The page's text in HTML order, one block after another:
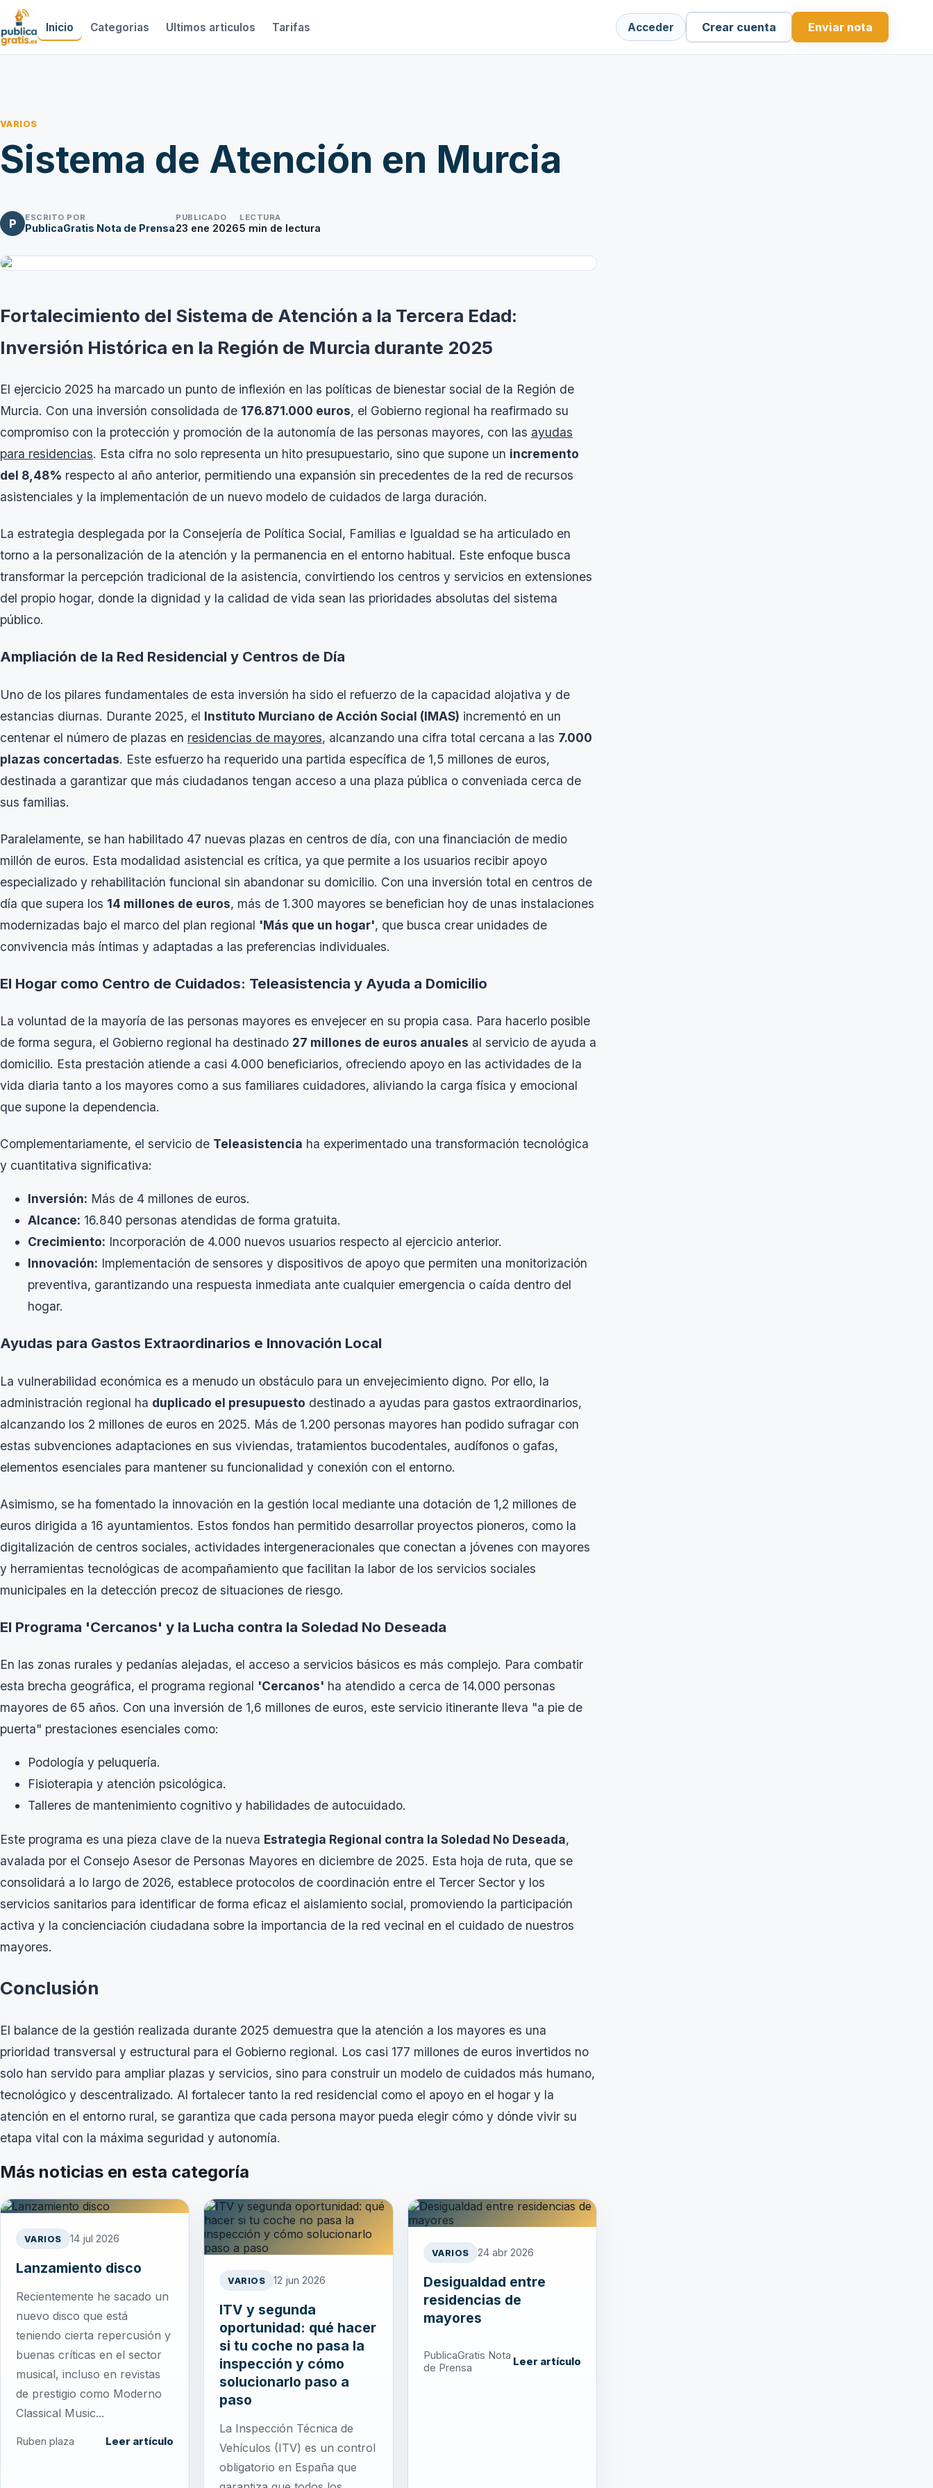
Inicio Categorias Ultimos articulos Tarifas Acceder Crear cuenta Enviar nota
VARIOS
Sistema de Atención en Murcia
P ESCRITO POR
PublicaGratis Nota de Prensa
PUBLICADO
23 ene 2026
LECTURA
5 min de lectura
Fortalecimiento del Sistema de Atención a la Tercera Edad:
Inversión Histórica en la Región de Murcia durante 2025
El ejercicio 2025 ha marcado un punto de inflexión en las políticas de bienestar social de la Región de
Murcia. Con una inversión consolidada de 176.871.000 euros, el Gobierno regional ha reafirmado su
compromiso con la protección y promoción de la autonomía de las personas mayores, con las ayudas
para residencias. Esta cifra no solo representa un hito presupuestario, sino que supone un incremento
del 8,48% respecto al año anterior, permitiendo una expansión sin precedentes de la red de recursos
asistenciales y la implementación de un nuevo modelo de cuidados de larga duración.
La estrategia desplegada por la Consejería de Política Social, Familias e Igualdad se ha articulado en
torno a la personalización de la atención y la permanencia en el entorno habitual. Este enfoque busca
transformar la percepción tradicional de la asistencia, convirtiendo los centros y servicios en extensiones
del propio hogar, donde la dignidad y la calidad de vida sean las prioridades absolutas del sistema
público.
Ampliación de la Red Residencial y Centros de Día
Uno de los pilares fundamentales de esta inversión ha sido el refuerzo de la capacidad alojativa y de
estancias diurnas. Durante 2025, el Instituto Murciano de Acción Social (IMAS) incrementó en un
centenar el número de plazas en residencias de mayores, alcanzando una cifra total cercana a las 7.000
plazas concertadas. Este esfuerzo ha requerido una partida específica de 1,5 millones de euros,
destinada a garantizar que más ciudadanos tengan acceso a una plaza pública o conveniada cerca de
sus familias.
Paralelamente, se han habilitado 47 nuevas plazas en centros de día, con una financiación de medio
millón de euros. Esta modalidad asistencial es crítica, ya que permite a los usuarios recibir apoyo
especializado y rehabilitación funcional sin abandonar su domicilio. Con una inversión total en centros de
día que supera los 14 millones de euros, más de 1.300 mayores se benefician hoy de unas instalaciones
modernizadas bajo el marco del plan regional 'Más que un hogar', que busca crear unidades de
convivencia más íntimas y adaptadas a las preferencias individuales.
El Hogar como Centro de Cuidados: Teleasistencia y Ayuda a Domicilio
La voluntad de la mayoría de las personas mayores es envejecer en su propia casa. Para hacerlo posible
de forma segura, el Gobierno regional ha destinado 27 millones de euros anuales al servicio de ayuda a
domicilio. Esta prestación atiende a casi 4.000 beneficiarios, ofreciendo apoyo en las actividades de la
vida diaria tanto a los mayores como a sus familiares cuidadores, aliviando la carga física y emocional
que supone la dependencia.
Complementariamente, el servicio de Teleasistencia ha experimentado una transformación tecnológica
y cuantitativa significativa:
Inversión: Más de 4 millones de euros.
Alcance: 16.840 personas atendidas de forma gratuita.
Crecimiento: Incorporación de 4.000 nuevos usuarios respecto al ejercicio anterior.
Innovación: Implementación de sensores y dispositivos de apoyo que permiten una monitorización
preventiva, garantizando una respuesta inmediata ante cualquier emergencia o caída dentro del
hogar.
Ayudas para Gastos Extraordinarios e Innovación Local
La vulnerabilidad económica es a menudo un obstáculo para un envejecimiento digno. Por ello, la
administración regional ha duplicado el presupuesto destinado a ayudas para gastos extraordinarios,
alcanzando los 2 millones de euros en 2025. Más de 1.200 personas mayores han podido sufragar con
estas subvenciones adaptaciones en sus viviendas, tratamientos bucodentales, audífonos o gafas,
elementos esenciales para mantener su funcionalidad y conexión con el entorno.
Asimismo, se ha fomentado la innovación en la gestión local mediante una dotación de 1,2 millones de
euros dirigida a 16 ayuntamientos. Estos fondos han permitido desarrollar proyectos pioneros, como la
digitalización de centros sociales, actividades intergeneracionales que conectan a jóvenes con mayores
y herramientas tecnológicas de acompañamiento que facilitan la labor de los servicios sociales
municipales en la detección precoz de situaciones de riesgo.
El Programa 'Cercanos' y la Lucha contra la Soledad No Deseada
En las zonas rurales y pedanías alejadas, el acceso a servicios básicos es más complejo. Para combatir
esta brecha geográfica, el programa regional 'Cercanos' ha atendido a cerca de 14.000 personas
mayores de 65 años. Con una inversión de 1,6 millones de euros, este servicio itinerante lleva "a pie de
puerta" prestaciones esenciales como:
Podología y peluquería.
Fisioterapia y atención psicológica.
Talleres de mantenimiento cognitivo y habilidades de autocuidado.
Este programa es una pieza clave de la nueva Estrategia Regional contra la Soledad No Deseada,
avalada por el Consejo Asesor de Personas Mayores en diciembre de 2025. Esta hoja de ruta, que se
consolidará a lo largo de 2026, establece protocolos de coordinación entre el Tercer Sector y los
servicios sanitarios para identificar de forma eficaz el aislamiento social, promoviendo la participación
activa y la concienciación ciudadana sobre la importancia de la red vecinal en el cuidado de nuestros
mayores.
Conclusión
El balance de la gestión realizada durante 2025 demuestra que la atención a los mayores es una
prioridad transversal y estructural para el Gobierno regional. Los casi 177 millones de euros invertidos no
solo han servido para ampliar plazas y servicios, sino para construir un modelo de cuidados más humano,
tecnológico y descentralizado. Al fortalecer tanto la red residencial como el apoyo en el hogar y la
atención en el entorno rural, se garantiza que cada persona mayor pueda elegir cómo y dónde vivir su
etapa vital con la máxima seguridad y autonomía.
Más noticias en esta categoría
VARIOS 14 jul 2026
Lanzamiento disco
Recientemente he sacado un
nuevo disco que está
teniendo cierta repercusión y
buenas críticas en el sector
musical, incluso en revistas
de prestigio como Moderno
Classical Music...
Ruben plaza Leer artículo
VARIOS 12 jun 2026
ITV y segunda
oportunidad: qué hacer
si tu coche no pasa la
inspección y cómo
solucionarlo paso a
paso
La Inspección Técnica de
Vehículos (ITV) es un control
obligatorio en España que
VARIOS 24 abr 2026
Desigualdad entre
residencias de
mayores
PublicaGratis Nota
de Prensa
Leer artículo